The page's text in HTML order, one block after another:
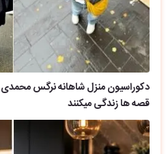
دکوراسیون منزل شاهانه نرگس
قصه ها زندگی میکنند